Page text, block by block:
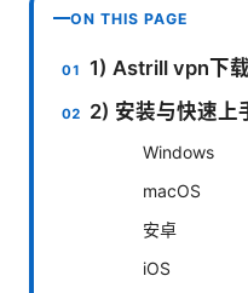
ON THIS PAGE
1) Astrill vpn下
2) 安装与快速上
Windows
macOS
安卓
iOS